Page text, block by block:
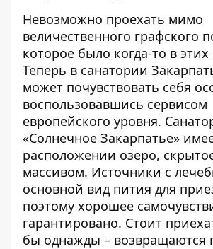
Невозможно проехать мимо
величественного графского
которое было когда-то в этих
Теперь в санатории
может почувствовать себя
воспользовавшись сервисом
европейского уровня.
«Солнечное Закарпатье»
расположении озеро,
массивом. Источники с
основной вид пития для
поэтому хорошее
гарантировано. Стоит
бы однажды – возвращаются